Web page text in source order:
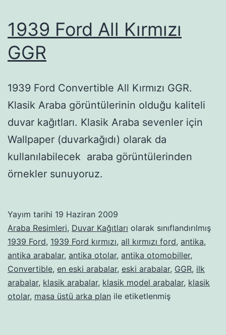
1939 Ford All Kırmızı
GGR
1939 Ford Convertible All Kırmızı GGR.
Klasik Araba görüntülerinin olduğu kaliteli
duvar kağıtları. Klasik Araba sevenler için
Wallpaper (duvarkağıdı) olarak da
kullanılabilecek araba görüntülerinden
örnekler sunuyoruz.
Yayım tarihi 19 Haziran 2009
Araba Resimleri, Duvar Kağıtları olarak sınıflandırılmış
1939 Ford, 1939 Ford kırmızı, all kırmızı ford, antika,
antika arabalar, antika otolar, antika otomobiller,
Convertible, en eski arabalar, eski arabalar, GGR, ilk
arabalar, klasik arabalar, klasik model arabalar, klasik
otolar, masa üstü arka plan ile etiketlenmiş